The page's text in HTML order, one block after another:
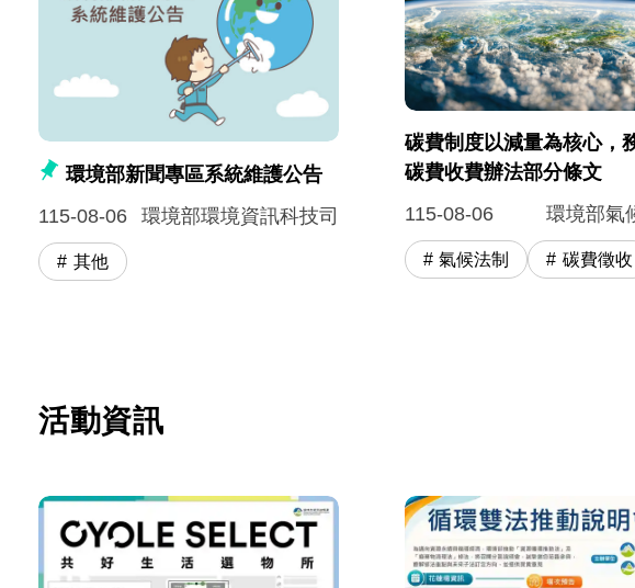
環境部新聞專區系統維護公告
115-08-06
環境部環境資訊科技司
其他
碳費制度以減量為核心，
碳費收費辦法部分條文
115-08-06
環境部氣
氣候法制 碳費徵收
活動資訊